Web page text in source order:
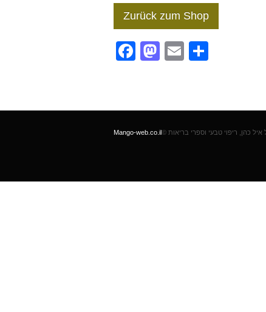
Zurück zum Shop
Facebook
Mastodon
Email
איל כהן, ריפוי טבעי וספרי בריאות Mango-web.co.il